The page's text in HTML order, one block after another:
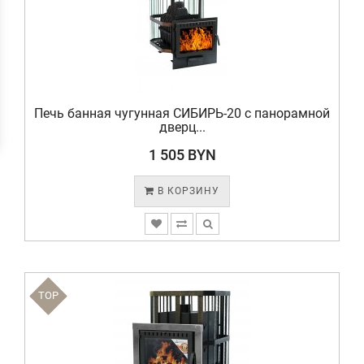
Печь банная чугунная СИБИРЬ-20 с панорамной
дверц...
1 505 BYN
В КОРЗИНУ
TOP